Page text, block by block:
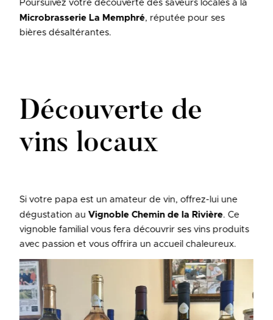
Poursuivez votre découverte des saveurs locales à la
Microbrasserie La Memphré, réputée pour ses
bières désaltérantes.
Découverte de
vins locaux
Si votre papa est un amateur de vin, offrez-lui une
dégustation auVignoble Chemin de la Rivière. Ce
vignoble familial vous fera découvrir ses vins produits
avec passion et vous offrira un accueil chaleureux.